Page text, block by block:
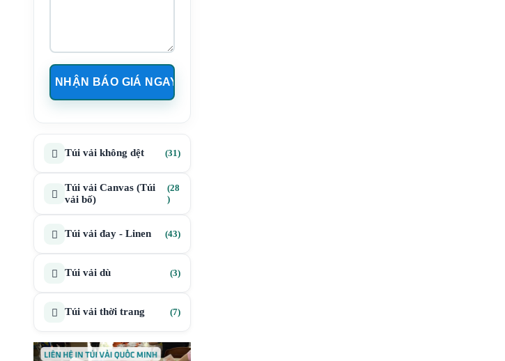
Túi vải không dệt 3131
phẩm
Túi vải Canvas (Túi
vải bố)
28
28
Túi vải đay - Linen 4343
phẩm
Túi vải dù 33
phẩm
Túi vải thời trang 77